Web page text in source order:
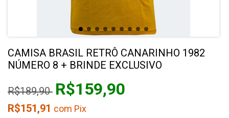
CAMISA BRASIL RETRÔ CANARINHO 1982
NÚMERO 8 + BRINDE EXCLUSIVO
R$189,90 R$159,90
R$151,91 com Pix